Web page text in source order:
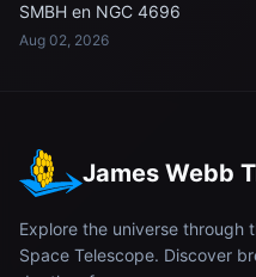
SMBH en NGC 4696
Aug 02, 2026
James Webb
Explore the universe through
Space Telescope. Discover